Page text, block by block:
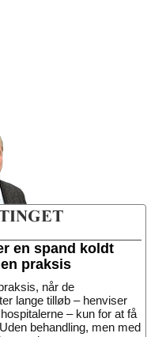
en spand koldt
praksis
når de
lange tilløb – henviser
– kun for at få
behandling, men med